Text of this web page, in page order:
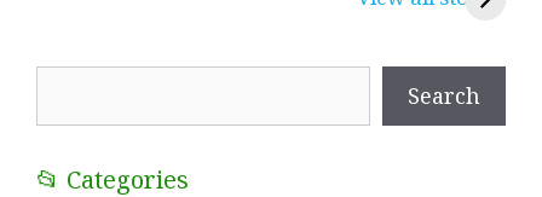
Search
📂 Categories